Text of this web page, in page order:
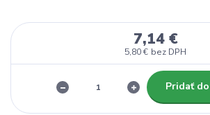
7,14 €
5,80 € bez DPH
Pridať